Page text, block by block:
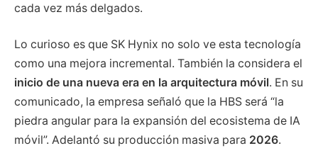
cada vez más delgados.
Lo curioso es que SK Hynix no solo ve esta tecnología
como una mejora incremental. También la considera el
inicio de una nueva era en la arquitectura móvil. En su
comunicado, la empresa señaló que la HBS será “la
piedra angular para la expansión del ecosistema de IA
móvil”. Adelantó su producción masiva para 2026.